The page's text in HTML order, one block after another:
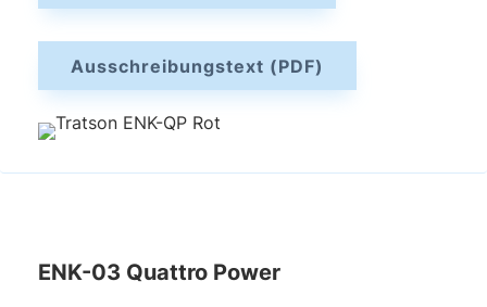
Ausschreibungstext (PDF)
ENK-03 Quattro Power